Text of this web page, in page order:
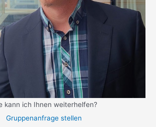
kann ich Ihnen weiterhelfen?
Gruppenanfrage stellen